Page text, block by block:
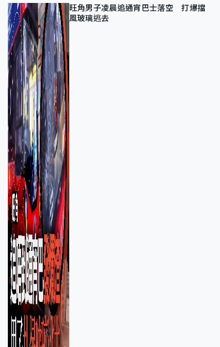
旺角男子凌晨追通宵巴士落空 打爆擋
風玻璃逃去